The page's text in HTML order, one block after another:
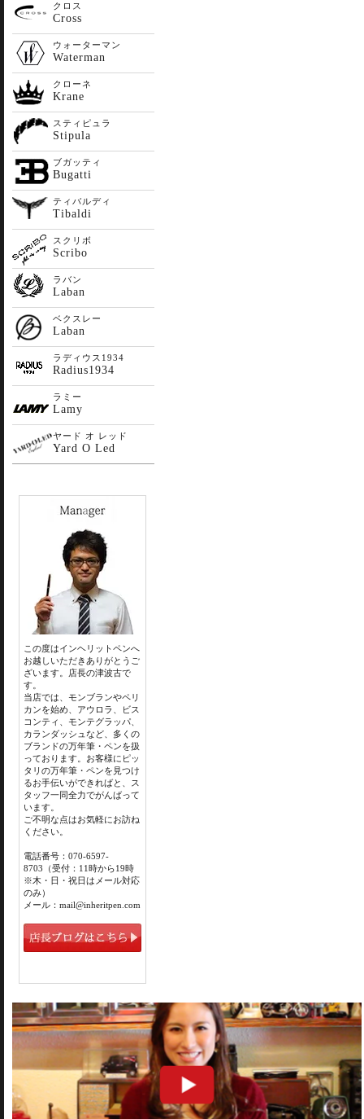
クロス
Cross
ウォーターマン
Waterman
クローネ
Krane
スティピュラ
Stipula
ブガッティ
Bugatti
ティバルディ
Tibaldi
スクリボ
Scribo
ラバン
Laban
ベクスレー
Laban
ラディウス1934
Radius1934
ラミー
Lamy
ヤード オ レッド
Yard O Led
この度はインヘリットペンへ
お越しいただきありがとうご
ざいます。店長の津波古で
す。
当店では、モンブランやペリ
カンを始め、アウロラ、ビス
コンティ、モンテグラッパ、
カランダッシュなど、多くの
ブランドの万年筆・ペンを扱
っております。お客様にピッ
タリの万年筆・ペンを見つけ
るお手伝いができればと、ス
タッフ一同全力でがんばって
います。
ご不明な点はお気軽にお訪ね
ください。
電話番号：070-6597-
8703（受付：11時から19時
※木・日・祝日はメール対応
のみ）
メール：mail@inheritpen.com